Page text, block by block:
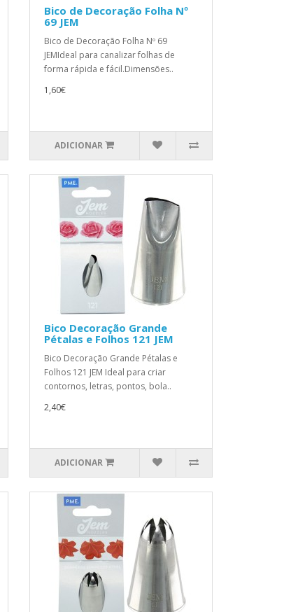
Bico de Decoração Folha Nº
69 JEM
Bico de Decoração Folha Nº 69
JEMIdeal para canalizar folhas de
forma rápida e fácil.Dimensões..
1,60€
ADICIONAR
Bico Decoração Grande
Pétalas e Folhos 121 JEM
Bico Decoração Grande Pétalas e
Folhos 121 JEM Ideal para criar
contornos, letras, pontos, bola..
2,40€
ADICIONAR